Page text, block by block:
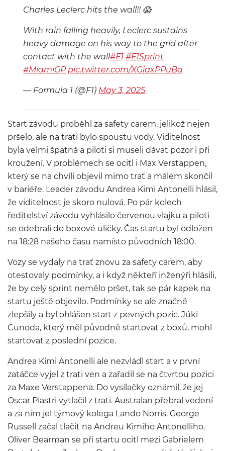
Charles Leclerc hits the wall!! 😱
With rain falling heavily, Leclerc sustains
heavy damage on his way to the grid after
contact with the wall#F1 #F1Sprint
#MiamiGP pic.twitter.com/XGiaxPPuBq
— Formula 1 (@F1) May 3, 2025
Start závodu proběhl za safety carem, jelikož nejen
pršelo, ale na trati bylo spoustu vody. Viditelnost
byla velmi špatná a piloti si museli dávat pozor i při
kroužení. V problémech se ocitl i Max Verstappen,
který se na chvíli objevil mimo trať a málem skončil
v bariéře. Leader závodu Andrea Kimi Antonelli hlásil,
že viditelnost je skoro nulová. Po pár kolech
ředitelství závodu vyhlásilo červenou vlajku a piloti
se odebrali do boxové uličky. Čas startu byl odložen
na 18:28 našeho času namísto původních 18:00.
Vozy se vydaly na trať znovu za safety carem, aby
otestovaly podmínky, a i když někteří inženýři hlásili,
že by celý sprint nemělo pršet, tak se pár kapek na
startu ještě objevilo. Podmínky se ale značně
zlepšily a byl ohlášen start z pevných pozic. Júki
Cunoda, který měl původně startovat z boxů, mohl
startovat z poslední pozice.
Andrea Kimi Antonelli ale nezvládl start a v první
zatáčce vyjel z trati ven a zařadil se na čtvrtou pozici
za Maxe Verstappena. Do vysílačky oznámil, že jej
Oscar Piastri vytlačil z trati. Australan přebral vedení
a za ním jel týmový kolega Lando Norris. George
Russell začal tlačit na Andreu Kimiho Antonelliho.
Oliver Bearman se při startu ocitl mezi Gabrielem